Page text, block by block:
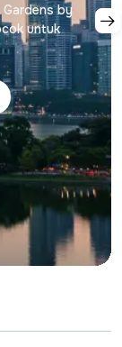
by
untuk